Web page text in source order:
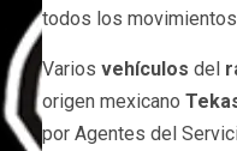
todos los
Varios vehículos del
origen mexicano
por Agentes del